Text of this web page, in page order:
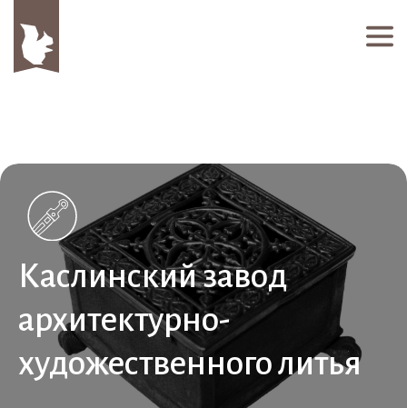
Каслинский завод
архитектурно-
художественного литья